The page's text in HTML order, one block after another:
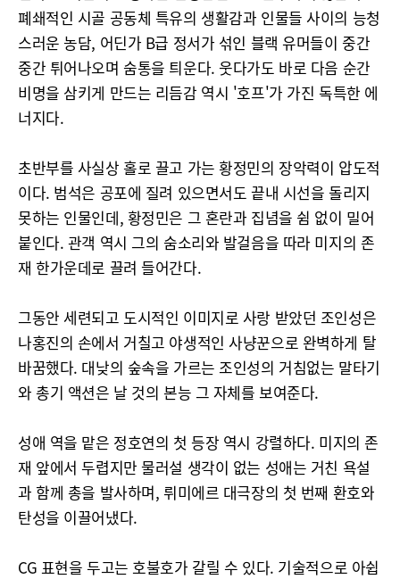
폐쇄적인 시골 공동체 특유의 생활감과 인물들 사이의 능청
스러운 농담, 어딘가 B급 정서가 섞인 블랙 유머들이 중간
중간 튀어나오며 숨통을 틔운다. 웃다가도 바로 다음 순간
비명을 삼키게 만드는 리듬감 역시 '호프'가 가진 독특한 에
너지다.
초반부를 사실상 홀로 끌고 가는 황정민의 장악력이 압도적
이다. 범석은 공포에 질려 있으면서도 끝내 시선을 돌리지
못하는 인물인데, 황정민은 그 혼란과 집념을 쉼 없이 밀어
붙인다. 관객 역시 그의 숨소리와 발걸음을 따라 미지의 존
재 한가운데로 끌려 들어간다.
그동안 세련되고 도시적인 이미지로 사랑 받았던 조인성은
나홍진의 손에서 거칠고 야생적인 사냥꾼으로 완벽하게 탈
바꿈했다. 대낮의 숲속을 가르는 조인성의 거침없는 말타기
와 총기 액션은 날 것의 본능 그 자체를 보여준다.
성애 역을 맡은 정호연의 첫 등장 역시 강렬하다. 미지의 존
재 앞에서 두렵지만 물러설 생각이 없는 성애는 거친 욕설
과 함께 총을 발사하며, 뤼미에르 대극장의 첫 번째 환호와
탄성을 이끌어냈다.
CG 표현을 두고는 호불호가 갈릴 수 있다. 기술적으로 아쉽